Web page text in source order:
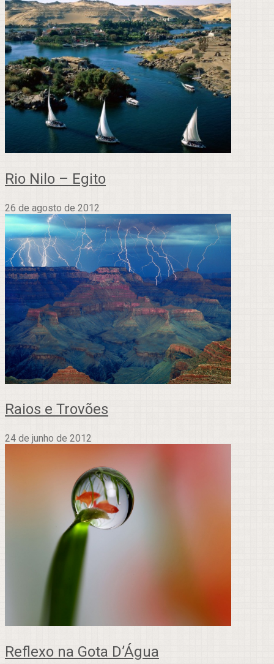
Rio Nilo – Egito
26 de agosto de 2012
Raios e Trovões
24 de junho de 2012
Reflexo na Gota D’Água